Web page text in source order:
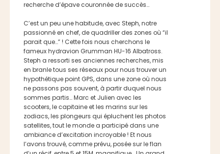
recherche d’épave couronnée de succès…
C’est un peu une habitude, avec Steph, notre
passionné en chef, de quadriller des zones où “il
parait que…” ! Cette fois nous cherchons le
fameux hydravion Grumman HU-16 Albatross.
Steph a ressorti ses anciennes recherches, mis
en branle tous ses réseaux pour nous trouver un
hypothétique point GPS, dans une zone où nous
ne passons pas souvent, à partir duquel nous
sommes partis… Marc et Julien avec les
scooters, le capitaine et les marins sur les
zodiacs, les plongeurs qui épluchent les photos
satellites, tout le monde a participé dans une
ambiance d’excitation incroyable ! Et nous
l’avons trouvé, comme prévu, posée sur le flan